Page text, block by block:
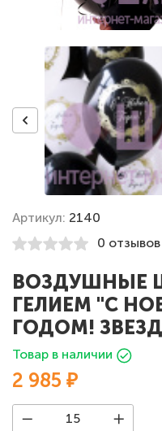
Артикул: 2140
0 отзывов
ВОЗДУШНЫЕ
ГЕЛИЕМ "С
ГОДОМ!
Товар в наличии
2 985 ₽